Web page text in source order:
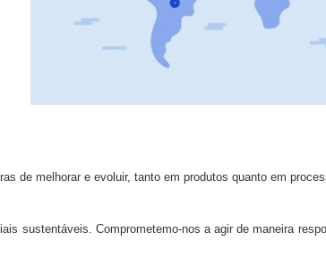
de melhorar e evoluir, tanto em produtos quanto em
sustentáveis. Comprometemo-nos a agir de maneira